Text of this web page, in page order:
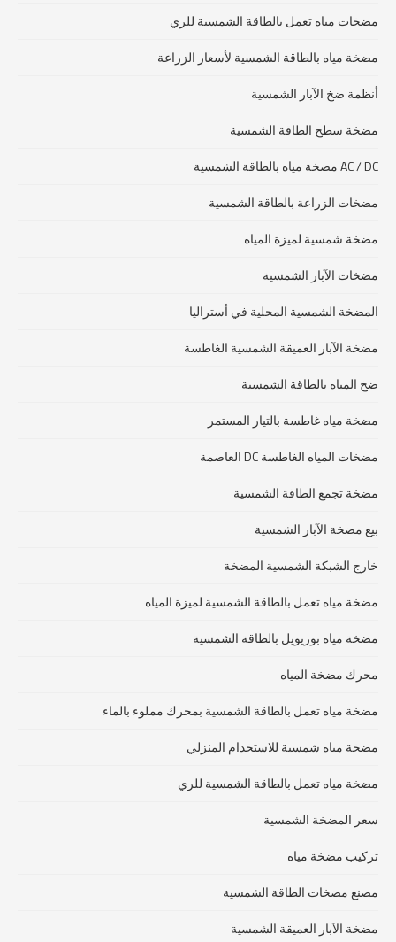
مضخات مياه تعمل بالطاقة الشمسية للري
مضخة مياه بالطاقة الشمسية لأسعار الزراعة
أنظمة ضخ الآبار الشمسية
مضخة سطح الطاقة الشمسية
AC / DC مضخة مياه بالطاقة الشمسية
مضخات الزراعة بالطاقة الشمسية
مضخة شمسية لميزة المياه
مضخات الآبار الشمسية
المضخة الشمسية المحلية في أستراليا
مضخة الآبار العميقة الشمسية الغاطسة
ضخ المياه بالطاقة الشمسية
مضخة مياه غاطسة بالتيار المستمر
مضخات المياه الغاطسة DC العاصمة
مضخة تجمع الطاقة الشمسية
بيع مضخة الآبار الشمسية
خارج الشبكة الشمسية المضخة
مضخة مياه تعمل بالطاقة الشمسية لميزة المياه
مضخة مياه بوريويل بالطاقة الشمسية
محرك مضخة المياه
مضخة مياه تعمل بالطاقة الشمسية بمحرك مملوء بالماء
مضخة مياه شمسية للاستخدام المنزلي
مضخة مياه تعمل بالطاقة الشمسية للري
سعر المضخة الشمسية
تركيب مضخة مياه
مصنع مضخات الطاقة الشمسية
مضخة الآبار العميقة الشمسية